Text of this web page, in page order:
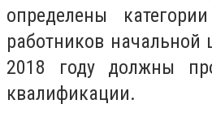
определены
работников
2018 году должны
квалификации.